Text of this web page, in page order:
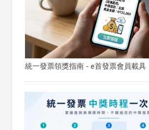
統一發票領獎指南 - e首發票會員載具